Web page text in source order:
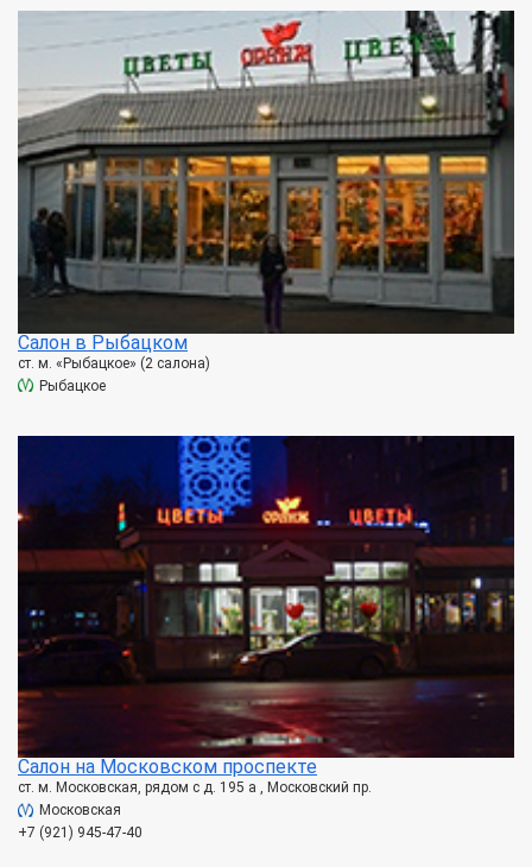
Салон в Рыбацком
ст. м. «Рыбацкое» (2 салона)
Рыбацкое
Салон на Московском проспекте
ст. м. Московская, рядом с д. 195 а , Московский пр.
Московская
+7 (921) 945-47-40